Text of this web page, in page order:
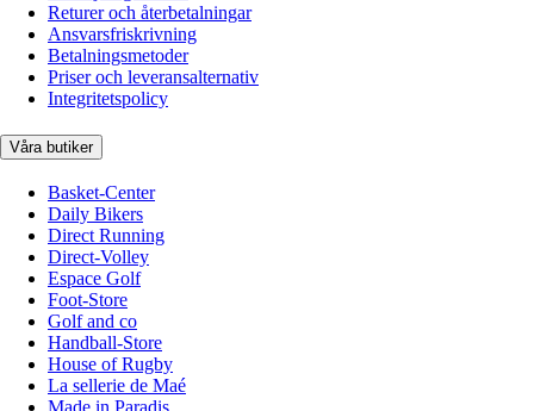
Returer och återbetalningar
Ansvarsfriskrivning
Betalningsmetoder
Priser och leveransalternativ
Integritetspolicy
Våra butiker
Basket-Center
Daily Bikers
Direct Running
Direct-Volley
Espace Golf
Foot-Store
Golf and co
Handball-Store
House of Rugby
La sellerie de Maé
Made in Paradis